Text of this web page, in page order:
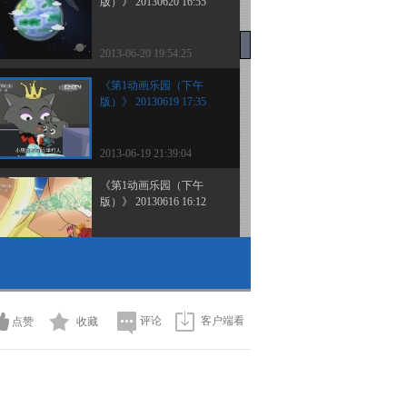
2013-06-20 19:54:25
《第1动画乐园（下午
版）》 20130619 17:35
2013-06-19 21:39:04
《第1动画乐园（下午
版）》 20130616 16:12
2013-06-14 20:48:13
点赞 收藏 评论 客户端看